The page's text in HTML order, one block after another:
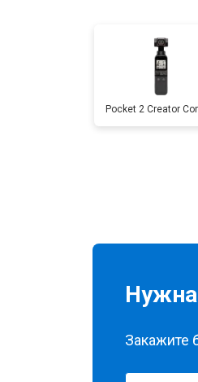
Pocket 2 Creator
Нужна
Закажите